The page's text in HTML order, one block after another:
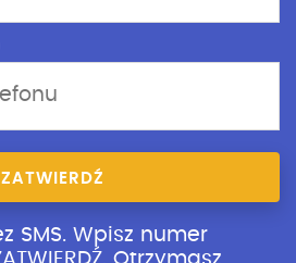
ZATWIERDŹ
SMS. Wpisz numer
Otrzymasz